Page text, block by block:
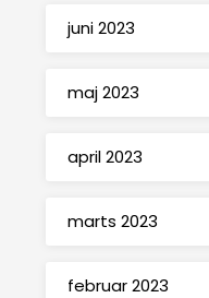
juni 2023
maj 2023
april 2023
marts 2023
februar 2023